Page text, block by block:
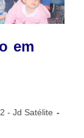
em
- Jd Satélite